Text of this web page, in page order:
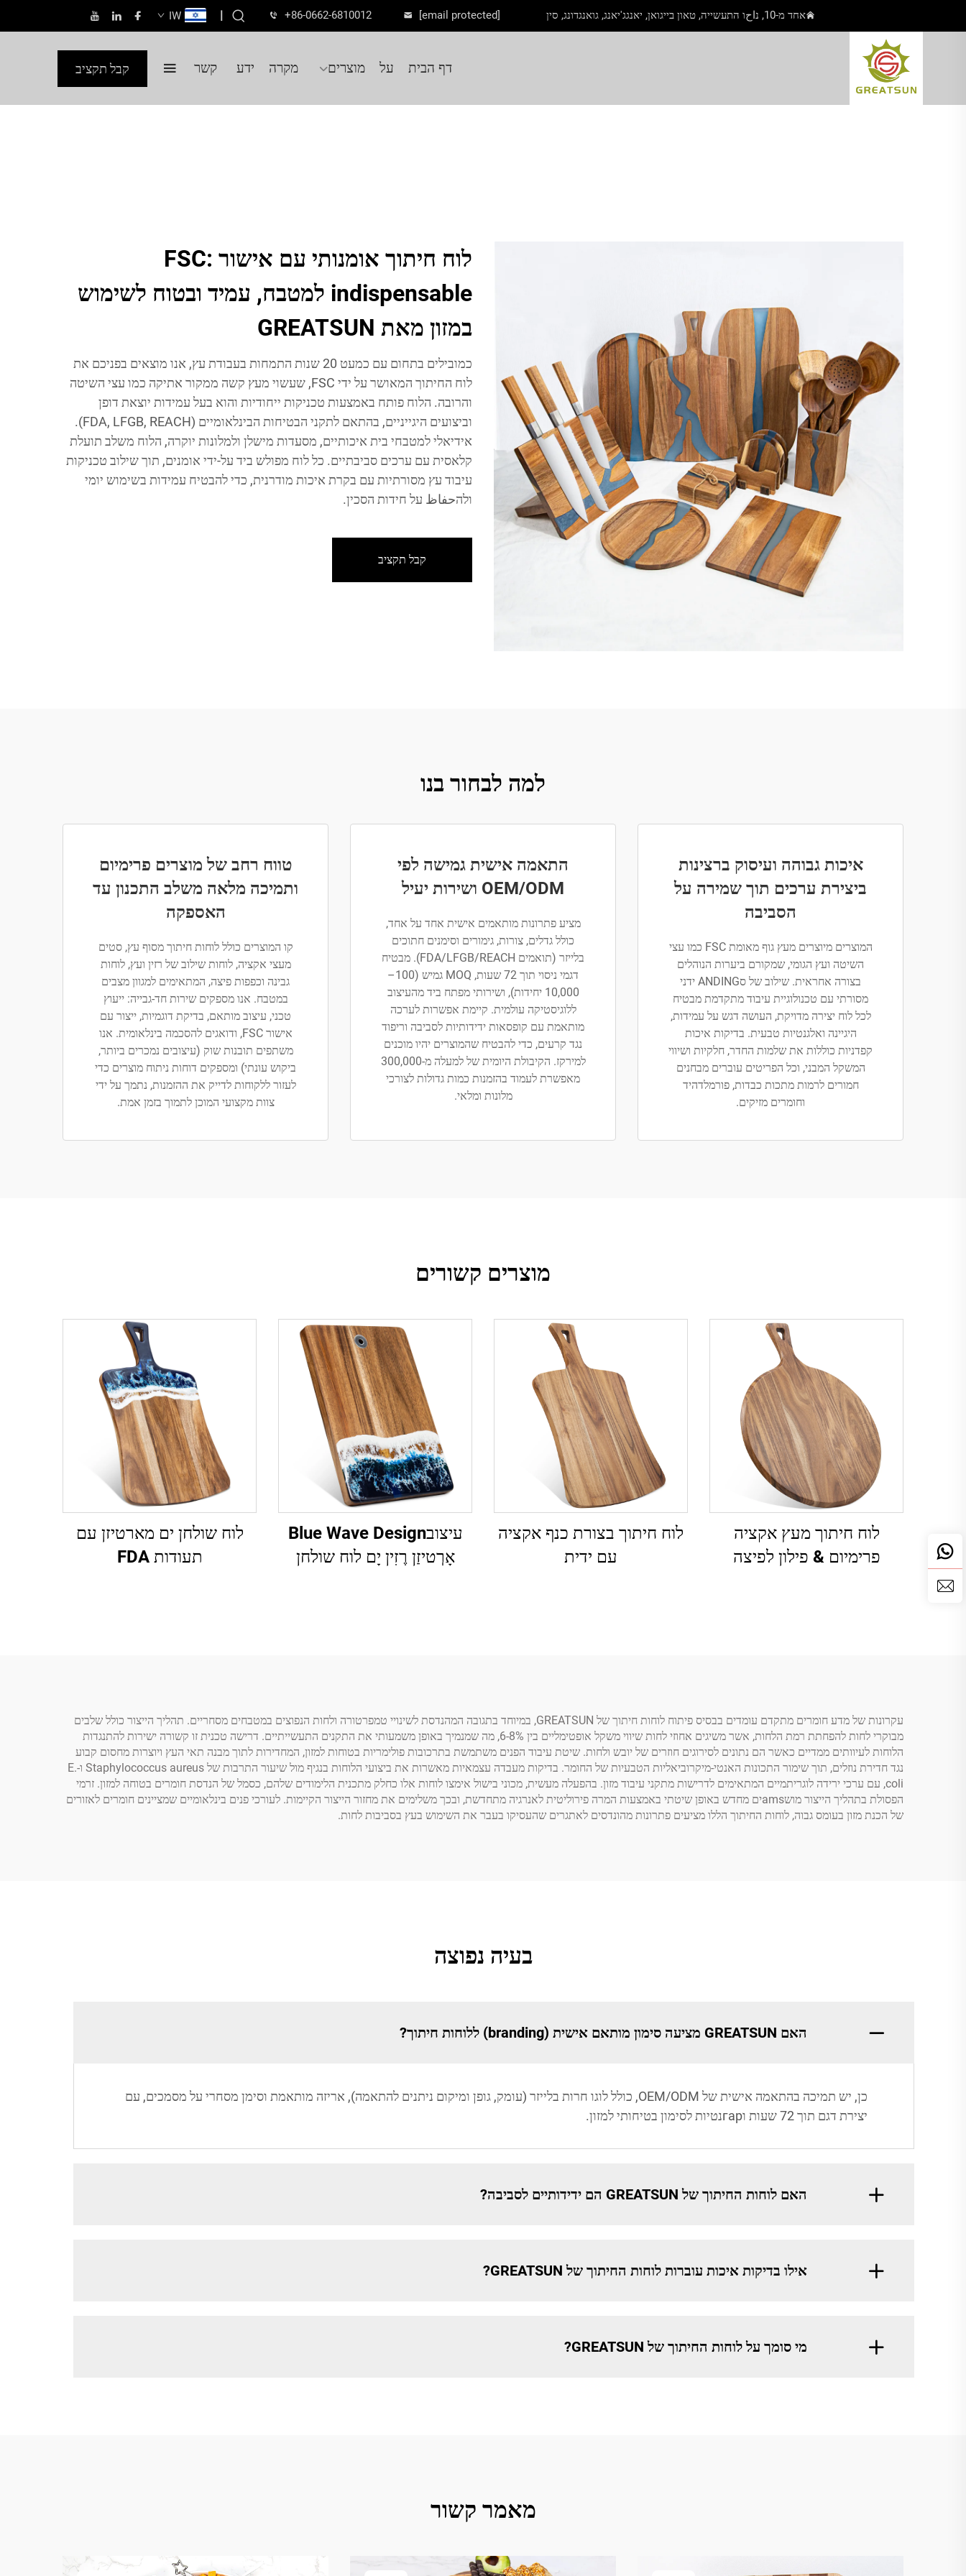
אחד מ-10, נاحו התעשייה, טאון בייגואן, יאנגג'יאנג, גואנגדונג, סין +86-0662-6810012 [email protected]
|
IW
דף הבית על מוצרים מקרה ידע קשר קבל תקציב
לוח חיתוך אומנותי עם אישור FSC:
indispensable למטבח, עמיד ובטוח לשימוש
במזון מאת GREATSUN
כמובילים בתחום עם כמעט 20 שנות התמחות בעבודת עץ, אנו מוצאים בפניכם את
לוח החיתוך המאושר על ידי FSC, שעשוי מעץ קשה ממקור אתיקה כמו עצי השיטה
והרובה. הלוח פותח באמצעות טכניקות ייחודיות והוא בעל עמידות יוצאת דופן
וביצועים היגייניים, בהתאם לתקני הבטיחות הבינלאומיים (FDA, LFGB, REACH).
אידיאלי למטבחי בית איכותיים, מסעדות מישלן ולמלונות יוקרה, הלוח משלב תועלת
קלאסית עם ערכים סביבתיים. כל לוח מפולש ביד על-ידי אומנים, תוך שילוב טכניקות
עיבוד עץ מסורתיות עם בקרת איכות מודרנית, כדי להבטיח עמידות בשימוש יומי
ולהحفاظ על חידות הסכין.
קבל תקציב
למה לבחור בנו
איכות גבוהה ועיסוק ברצינות
ביצירת ערכים תוך שמירה על
הסביבה
המוצרים מיוצרים מעץ גוף מאומת FSC כמו עצי
השיטה ועץ הגומי, שמקורם ביערות הנוהלים
בצורה אחראית. שילוב של סANDING ידני
מסורתי עם טכנולוגיית עיבוד מתקדמת מבטיח
לכל לוח יצירה מדויקת, העושה דגש על עמידות,
היגיינה ואלגנטיות טבעית. בדיקות איכות
קפדניות כוללות את שלמות החדר, חלקיות ושיווי
המשקל המבני, וכל הפריטים עוברים מבחנים
חמורים לרמות מתכות כבדות, פורמלדהיד
וחומרים מזיקים.
התאמה אישית גמישה לפי
OEM/ODM ושירות יעיל
מציע פתרונות מותאמים אישית אחד על אחד,
כולל גדלים, צורות, גימורים וסימנים חתוכים
בלייזר (תואמים FDA/LFGB/REACH). מבטיח
דגמי ניסוי תוך 72 שעות, MOQ גמיש (100–
10,000 יחידות), ושירותי מפתח ביד מהעיצוב
ללוגיסטיקה עולמית. קיימת אפשרות לערכה
מותאמת עם קופסאות ידידותיות לסביבה וריפוד
נגד קרעים, כדי להבטיח שהמוצרים יהיו מוכנים
למירקז. הקיבולת היומית של למעלה מ-300,000
מאפשרת לעמוד בהזמנות כמות גדולות לצורכי
מלונות ומלאי.
טווח רחב של מוצרים פרימיום
ותמיכה מלאה משלב התכנון עד
האספקה
קו המוצרים כולל לוחות חיתוך מסוף עץ, סטים
מעצי אקציה, לוחות שילוב של רזין ועץ, לוחות
גבינה וכפפות פיצה, המתאימים למגוון מצבים
במטבח. אנו מספקים שירות חד-גבייה: ייעוץ
טכני, עיצוב מותאם, בדיקת דוגמיות, ייצור עם
אישור FSC, ודואגים להסכמה בינלאומית. אנו
משתפים תובנות שוק (עיצובים נמכרים ביותר,
ביקוש עונתי) ומספקים דוחות ניתוח מוצרים כדי
לעזור ללקוחות לדייק את ההזמנות, נתמך על ידי
צוות מקצועי המוכן לתמוך בזמן אמת.
מוצרים קשורים
לוח חיתוך מעץ אקציה
פרימיום & פילון לפיצה
לוח חיתוך בצורת כנף אקציה
עם ידית
עיצובBlue Wave Design
אָרְטיזַן רֶזִין יָם לוח שולחן
לוח שולחן ים מארטיזן עם
תעודות FDA
עקרונות של מדע חומרים מתקדם עומדים בבסיס פיתוח לוחות חיתוך של GREATSUN, במיוחד בתגובה המהנדסת לשינויי טמפרטורה ולחות הנפוצים במטבחים מסחריים. תהליך הייצור כולל שלבים
מבוקרי לחות להפחתת רמת הלחות, אשר משיגים אחוזי לחות שיווי משקל אופטימליים בין 6-8%, מה שמנמיך באופן משמעותי את התקנים התעשייתיים. דרישה טכנית זו קשורה ישירות להתנגדות
הלוחות לעיוותים ממדיים כאשר הם נתונים לסירוגים חוזרים של יובש ולחות. שיטת עיבוד הפנים משתמשת בתרכובות פולימריות בטוחות למזון, המחדירות לתוך מבנה תאי העץ ויוצרות מחסום קבוע
נגד חדירת נוזלים, תוך שימור התכונות האנטי-מיקרוביאליות הטבעיות של החומר. בדיקות מעבדה עצמאיות מאשרות את ביצועי הלוחות בנגיף מול שיעור התרבות של Staphylococcus aureus ו-E.
coli, עם ערכי ירידה לוגריתמיים המתאימים לדרישות מתקני עיבוד מזון. בהפעלה מעשית, מכוני בישול אימצו לוחות אלו כחלק מתכנית הלימודים שלהם, כסמל של הנדסת חומרים בטוחה למזון. זרמי
הפסולת בתהליך הייצור מושamsים מחדש באופן שיטתי באמצעות המרה פירוליטית לאנרגיה מתחדשת, ובכך משלימים את מחזור הייצור הקיימות. לעורכי פנים בינלאומיים שמציינים חומרים לאזורים
של הכנת מזון בעומס גבוה, לוחות החיתוך הללו מציעים פתרונות מהונדסים לאתגרים שהעסיקו בעבר את השימוש בעץ בסביבות לחות.
בעיה נפוצה
האם GREATSUN מציעה סימון מותאם אישית (branding) ללוחות חיתוך?
כן, יש תמיכה בהתאמה אישית של OEM/ODM, כולל לוגו חרות בלייזר (עומק, גופן ומיקום ניתנים להתאמה), אריזה מותאמת וסימן מסחרי על מסמכים, עם
יצירת דגם תוך 72 שעות וгарנטיות לסימון בטיחותי למזון.
האם לוחות החיתוך של GREATSUN הם ידידותיים לסביבה?
אילו בדיקות איכות עוברות לוחות החיתוך של GREATSUN?
מי סומך על לוחות החיתוך של GREATSUN?
מאמר קשור